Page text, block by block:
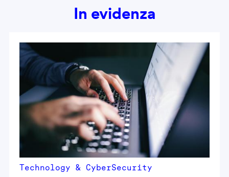
In evidenza
Technology & CyberSecurity